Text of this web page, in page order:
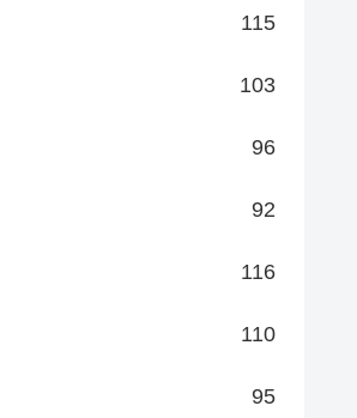
115
103
96
92
116
110
95